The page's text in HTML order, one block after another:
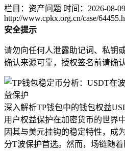
栏目：资产问题 时间：2026-08-
http://www.cpkx.org.cn/case/
安全提示
请勿向任何人泄露助记词、私钥
确认来源可靠，授权签名前请确认
深入解析TP钱包中的钱包权益
用户权益保护在加密货币的世界
因其与美元挂钩的稳定特性，成
分T波保护首选。然而，场链随